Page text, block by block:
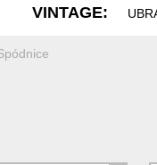
VINTAGE: